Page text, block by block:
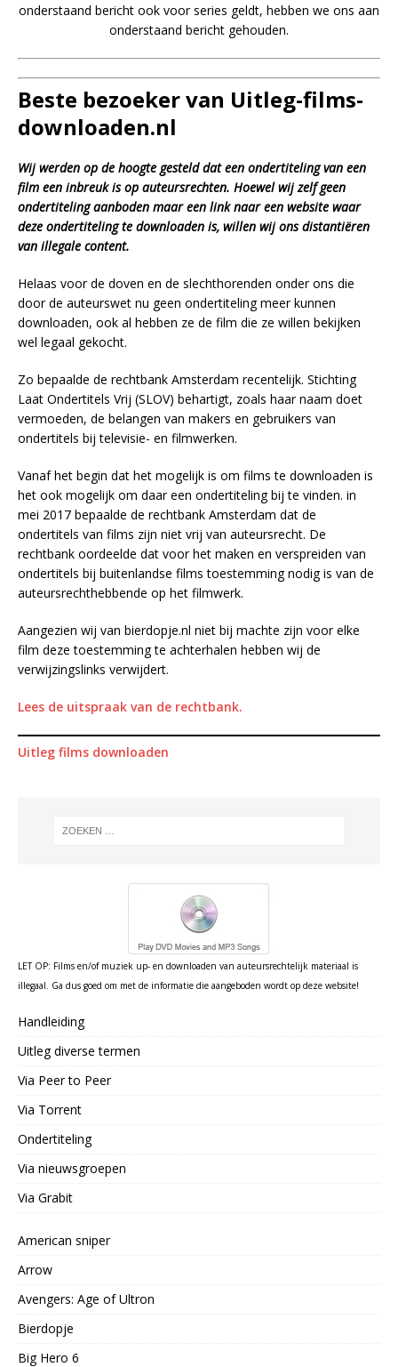
onderstaand bericht ook voor series geldt, hebben we ons aan
onderstaand bericht gehouden.
Beste bezoeker van Uitleg-films-
downloaden.nl
Wij werden op de hoogte gesteld dat een ondertiteling van een
film een inbreuk is op auteursrechten. Hoewel wij zelf geen
ondertiteling aanboden maar een link naar een website waar
deze ondertiteling te downloaden is, willen wij ons distantiëren
van illegale content.
Helaas voor de doven en de slechthorenden onder ons die
door de auteurswet nu geen ondertiteling meer kunnen
downloaden, ook al hebben ze de film die ze willen bekijken
wel legaal gekocht.
Zo bepaalde de rechtbank Amsterdam recentelijk. Stichting
Laat Ondertitels Vrij (SLOV) behartigt, zoals haar naam doet
vermoeden, de belangen van makers en gebruikers van
ondertitels bij televisie- en filmwerken.
Vanaf het begin dat het mogelijk is om films te downloaden is
het ook mogelijk om daar een ondertiteling bij te vinden. in
mei 2017 bepaalde de rechtbank Amsterdam dat de
ondertitels van films zijn niet vrij van auteursrecht. De
rechtbank oordeelde dat voor het maken en verspreiden van
ondertitels bij buitenlandse films toestemming nodig is van de
auteursrechthebbende op het filmwerk.
Aangezien wij van bierdopje.nl niet bij machte zijn voor elke
film deze toestemming te achterhalen hebben wij de
verwijzingslinks verwijdert.
Lees de uitspraak van de rechtbank.
Uitleg films downloaden
LET OP: Films en/of muziek up- en downloaden van auteursrechtelijk materiaal is
illegaal. Ga dus goed om met de informatie die aangeboden wordt op deze website!
Handleiding
Uitleg diverse termen
Via Peer to Peer
Via Torrent
Ondertiteling
Via nieuwsgroepen
Via Grabit
American sniper
Arrow
Avengers: Age of Ultron
Bierdopje
Big Hero 6